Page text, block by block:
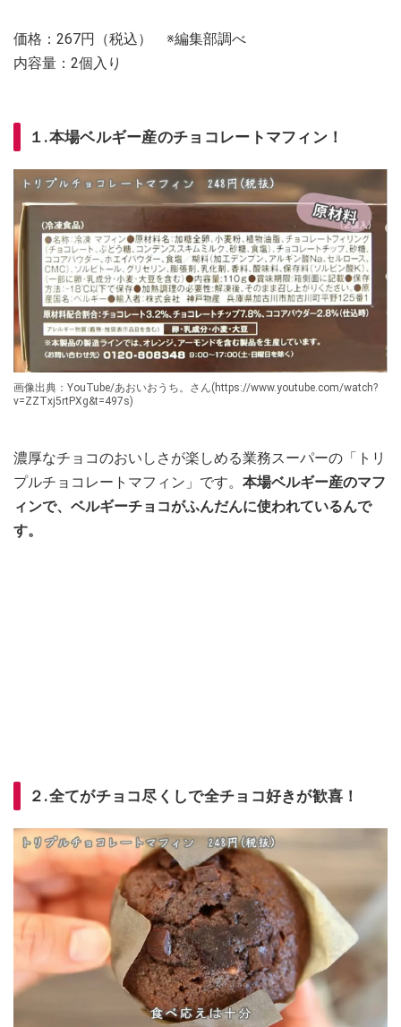
価格：267円（税込） ※編集部調べ
内容量：2個入り
１.本場ベルギー産のチョコレートマフィン！
画像出典：YouTube/あおいおうち。さん(https://www.youtube.com/watch?
v=ZZTxj5rtPXg&t=497s)
濃厚なチョコのおいしさが楽しめる業務スーパーの「トリ
プルチョコレートマフィン」です。 本場ベルギー産のマフ
ィンで、ベルギーチョコがふんだんに使われているんで
す。
２.全てがチョコ尽くしで全チョコ好きが歓喜！